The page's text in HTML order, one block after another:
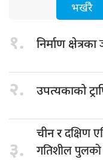
भर्खरै
१. निर्माण क्षेत्रका
२. उपत्यकाको
३.
चीन रदक्षिण
गतिशील पुलको